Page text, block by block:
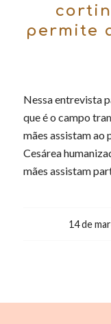
permite
Nessa entrevista
que é o campo
mães assistam
Cesárea
mães assistam
14 de